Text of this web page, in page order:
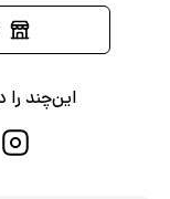
این‌چند